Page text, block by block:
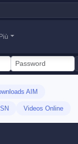
AIM
Videos Online